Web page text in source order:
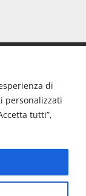
di
personalizzati
tutti”,
Salute